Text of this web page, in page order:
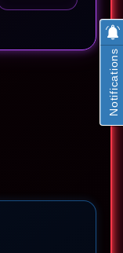
Notifications